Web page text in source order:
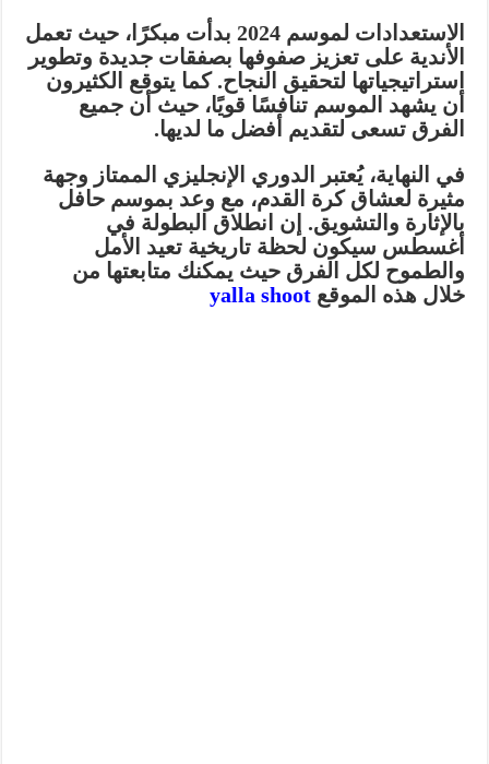
الاستعدادات لموسم 2024 بدأت مبكرًا، حيث تعمل
الأندية على تعزيز صفوفها بصفقات جديدة وتطوير
استراتيجياتها لتحقيق النجاح. كما يتوقع الكثيرون
أن يشهد الموسم تنافسًا قويًا، حيث أن جميع
الفرق تسعى لتقديم أفضل ما لديها.
في النهاية، يُعتبر الدوري الإنجليزي الممتاز وجهة
مثيرة لعشاق كرة القدم، مع وعد بموسم حافل
بالإثارة والتشويق. إن انطلاق البطولة في
أغسطس سيكون لحظة تاريخية تعيد الأمل
والطموح لكل الفرق حيث يمكنك متابعتها من
خلال هذه الموقعyalla shoot